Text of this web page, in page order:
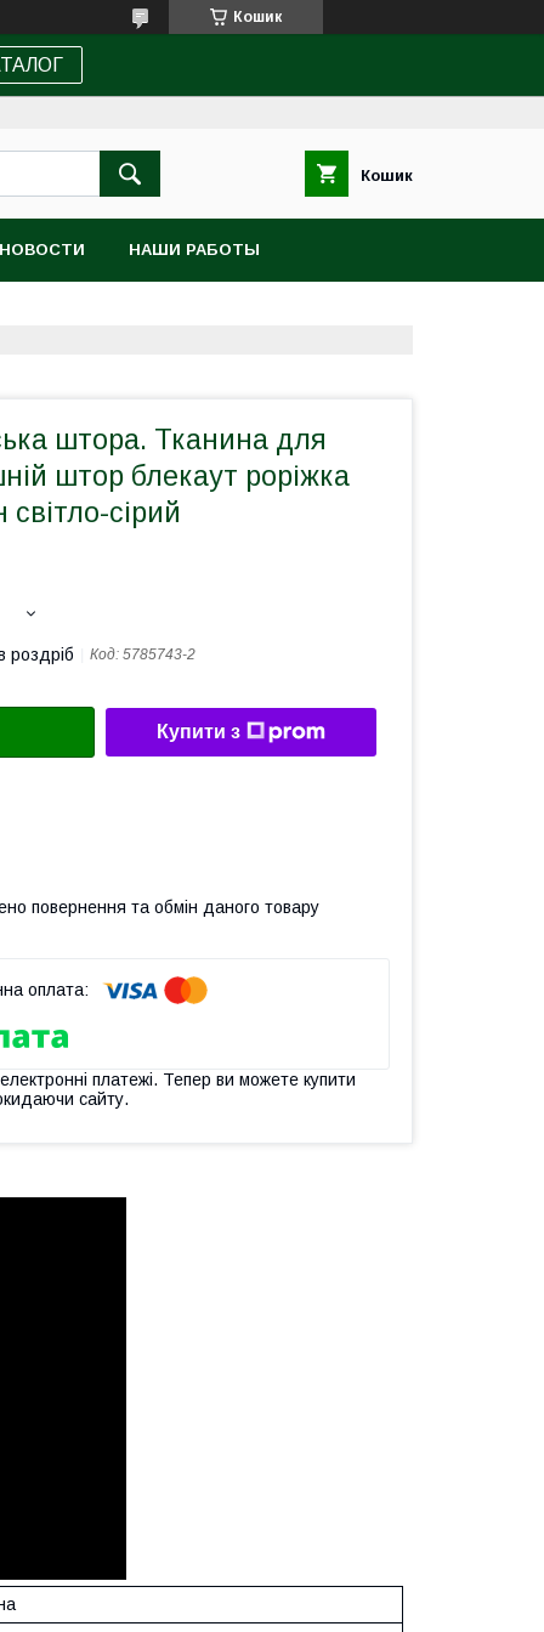
Кошик
Кошик
НОВОСТИ НАШИ РАБОТЫ
штора. Тканина для
штор блекаут роріжка
сірий
роздріб Код: 5785743-2
Купити з
повернення та обмін даного товару
платежі. Тепер ви можете купити
сайту.